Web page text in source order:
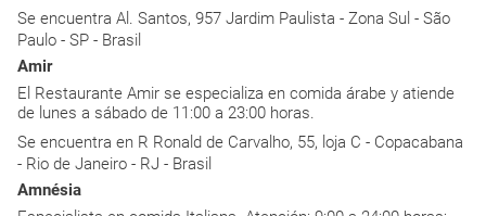
Se encuentra Al. Santos, 957 Jardim Paulista - Zona Sul - São
Paulo - SP - Brasil
Amir
El Restaurante Amir se especializa en comida árabe y atiende
de lunes a sábado de 11:00 a 23:00 horas.
Se encuentra en R Ronald de Carvalho, 55, loja C - Copacabana
- Rio de Janeiro - RJ - Brasil
Amnésia